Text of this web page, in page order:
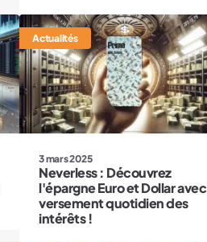
Actualités
3 mars 2025
Neverless : Découvrez
l'épargne Euro et Dollar avec
versement quotidien des
intérêts !